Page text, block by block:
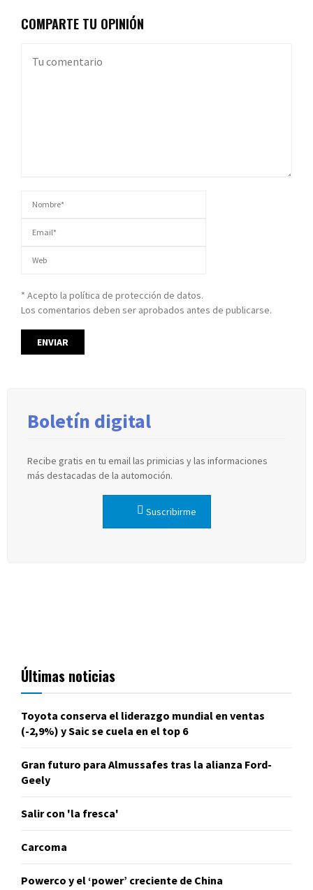
COMPARTE TU OPINIÓN
* Acepto la política de protección de datos.
Los comentarios deben ser aprobados antes de publicarse.
Boletín digital
Recibe gratis en tu email las primicias y las informaciones
más destacadas de la automoción.
Suscribirme
Últimas noticias
Toyota conserva el liderazgo mundial en ventas
(-2,9%) y Saic se cuela en el top 6
Gran futuro para Almussafes tras la alianza Ford-
Geely
Salir con 'la fresca'
Carcoma
Powerco y el ‘power’ creciente de China